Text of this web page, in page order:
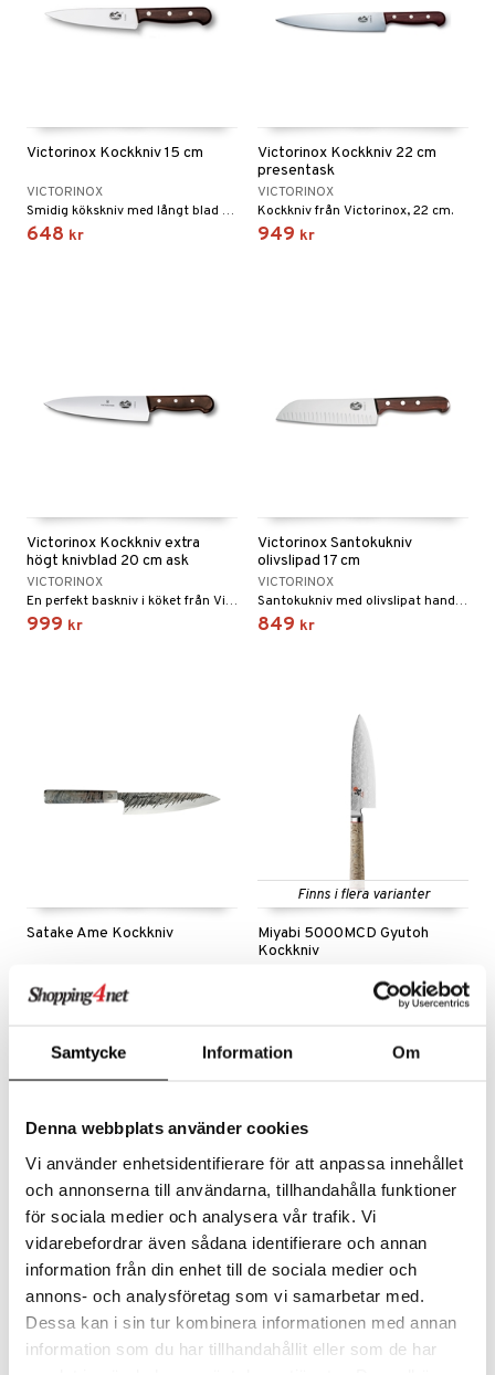
Samtycke Information Om
Denna webbplats använder cookies
Vi använder enhetsidentifierare för att anpassa innehållet
och annonserna till användarna, tillhandahålla funktioner
för sociala medier och analysera vår trafik. Vi
vidarebefordrar även sådana identifierare och annan
information från din enhet till de sociala medier och
annons- och analysföretag som vi samarbetar med.
Dessa kan i sin tur kombinera informationen med annan
information som du har tillhandahållit eller som de har
Victorinox Kockkniv 15 cm
VICTORINOX
Smidig kökskniv med långt blad från Victorinox.
648 kr
Victorinox Kockkniv 22 cm
presentask
VICTORINOX
Kockkniv från Victorinox, 22 cm.
949 kr
Victorinox Kockkniv extra
högt knivblad 20 cm ask
VICTORINOX
En perfekt baskniv i köket från Victorinox.
999 kr
Victorinox Santokukniv
olivslipad 17 cm
VICTORINOX
Santokukniv med olivslipat handtag från Victorinox.
849 kr
Satake Ame Kockkniv
Kockkniv från Satakes Ame-serie.
Finns i flera varianter
Miyabi 5000MCD Gyutoh
Kockkniv
Med denna Birch 5000MCD kockkniv från välrenomerade Miyabi kan du göra allt du vill i köket.
Miyabi 5000MCD Santoku
Japansk kockkniv
Miyabi 6000MCT Gyutoh
Kockkniv